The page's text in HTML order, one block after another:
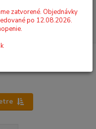
zatvorené. Objednávky
po 12.08.2026.